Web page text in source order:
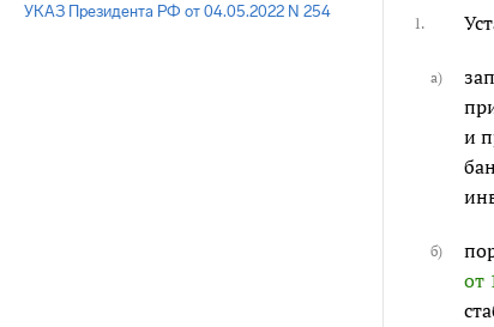
УКАЗ Президента РФ от 04.05.2022 N 254
1.
а)
и
б)
от